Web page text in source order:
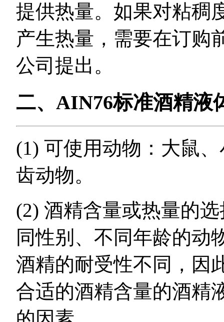
提供热量。如果对粘稠
产生热量，需要在订购
公司提出。
二、AIN76标准酒精液
(1) 可使用动物：大鼠
齿动物。
(2) 酒精含量或热量的
同性别、不同年龄的动
酒精的耐受性不同，因
合适的酒精含量的酒精